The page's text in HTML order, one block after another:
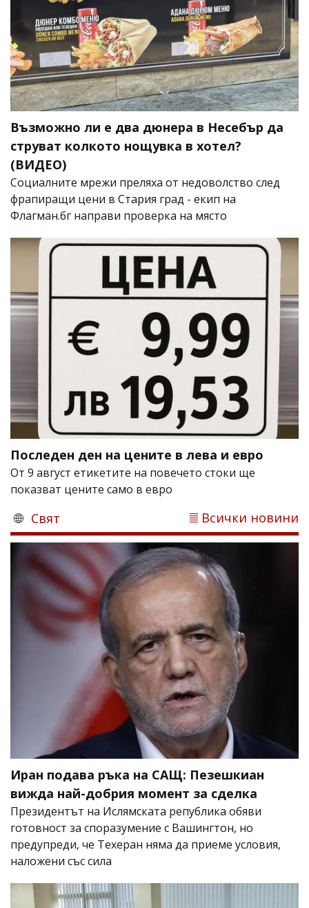
Възможно ли е два дюнера в Несебър да
струват колкото нощувка в хотел?
(ВИДЕО)
Социалните мрежи преляха от недоволство след
фрапиращи цени в Стария град - екип на
Флагман.бг направи проверка на място
Последен ден на цените в лева и евро
От 9 август етикетите на повечето стоки ще
показват цените само в евро
Свят Всички новини
Иран подава ръка на САЩ: Пезешкиан
вижда най-добрия момент за сделка
Президентът на Ислямската република обяви
готовност за споразумение с Вашингтон, но
предупреди, че Техеран няма да приеме условия,
наложени със сила